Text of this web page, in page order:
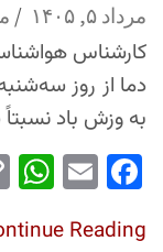
مرداد ۵, ۱۴۰۵
کارشناس
دما از روز
به وزش باد
Fac
ok
Em
Reading